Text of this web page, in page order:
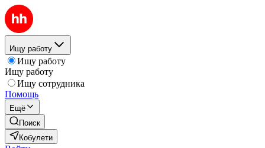
Ищу работу
Ищу работу
Ищу работу
Ищу сотрудника
Помощь
Ещё
Поиск
Кобулети